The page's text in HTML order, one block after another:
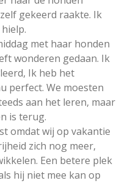
gekeerd raakte. Ik
met haar honden
wonderen gedaan. Ik
Ik heb het
perfect. We moesten
aan het leren, maar
is terug.
omdat wij op vakantie
zich nog meer,
Een betere plek
hij niet mee kan op